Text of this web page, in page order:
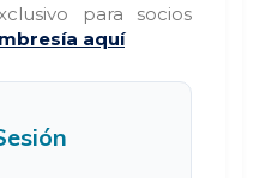
para socios
aquí